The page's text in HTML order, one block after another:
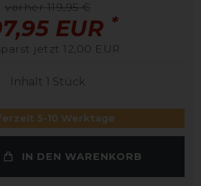
vorher 119,95 €
EUR *
jetzt 12,00 EUR
Inhalt 1 Stück
5-10 Werktage
IN DEN WARENKORB